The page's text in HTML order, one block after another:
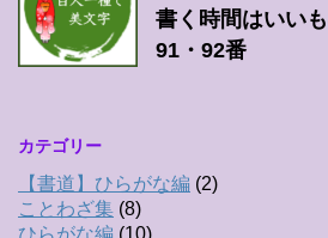
書く時間はいい
91・92番
カテゴリー
【書道】ひらがな編 (2)
ことわざ集 (8)